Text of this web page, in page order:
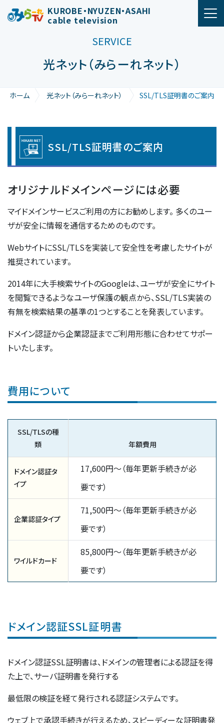
メインナビゲーション
KUROBE・NYUZEN・ASAHI
cable television
SERVICE
光ネット（みらーれネット）
ホーム 光ネット（みらーれネット） SSL/TLS証明書のご案内
SSL/TLS
証
明
書
の
ご
内
SSL/TLS証明書のご案内
オリジナルドメインページには必要
マイドメインサービスご利用の方にお勧めします。 多くのユー
ザが安全に情報を通信するためのものです。
WebサイトにSSL/TLSを実装して安全性を考慮したサイトが
推奨されています。
2014年に大手検索サイトのGoogleは、ユーザが安全にサイト
を閲覧できるようなユーザ保護の観点から、SSL/TLS実装の
有無を検索結果の基準の1つとすることを発表しています。
ドメイン認証から企業認証までご利用形態に合わせてサポー
トいたします。
費用について
SSL/TLSの種
類
年額費用
ドメイン認証タ
イプ
17,600円〜（毎年更新手続きが必
要です）
企業認証タイプ
71,500円〜（毎年更新手続きが必
要です）
ワイルドカード
85,800円〜（毎年更新手続きが必
要です）
ドメイン認証SSL証明書
ドメイン認証SSL証明書は、ドメインの管理者による認証を得
た上で、サーバ証明書を発行する
最低限の検証を経て発行される認証システムです。
ウェブ上で承認手続きが行えるため、スピーディーな証明書発